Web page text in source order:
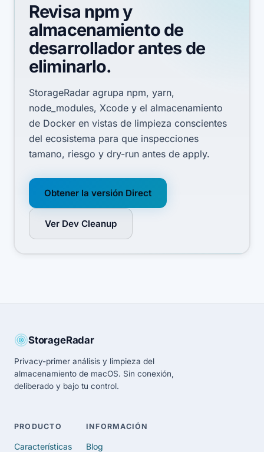
Revisa npm y
almacenamiento de
desarrollador antes de
eliminarlo.
StorageRadar agrupa npm, yarn,
node_modules, Xcode y el almacenamiento
de Docker en vistas de limpieza conscientes
del ecosistema para que inspecciones
tamano, riesgo y dry-run antes de apply.
Obtener la versión Direct
Ver Dev Cleanup
StorageRadar
Privacy-primer análisis y limpieza del
almacenamiento de macOS. Sin conexión,
deliberado y bajo tu control.
PRODUCTO
Características
INFORMACIÓN
Blog